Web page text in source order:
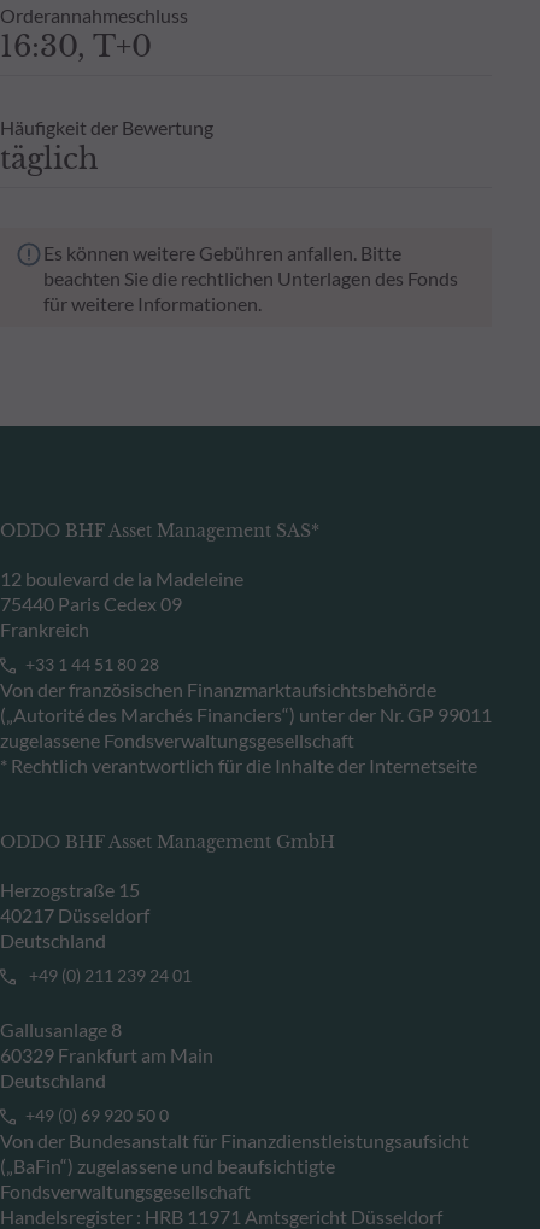
Orderannahmeschluss
16:30, T+0
Häufigkeit der Bewertung
täglich
Es können weitere Gebühren anfallen. Bitte
beachten Sie die rechtlichen Unterlagen des Fonds
für weitere Informationen.
ODDO BHF Asset Management SAS*
12 boulevard de la Madeleine
75440 Paris Cedex 09
Frankreich
+33 1 44 51 80 28
Von der französischen Finanzmarktaufsichtsbehörde
(„Autorité des Marchés Financiers“) unter der Nr. GP 99011
zugelassene Fondsverwaltungsgesellschaft
* Rechtlich verantwortlich für die Inhalte der Internetseite
ODDO BHF Asset Management GmbH
Herzogstraße 15
40217 Düsseldorf
Deutschland
+49 (0) 211 239 24 01
Gallusanlage 8
60329 Frankfurt am Main
Deutschland
+49 (0) 69 920 50 0
Von der Bundesanstalt für Finanzdienstleistungsaufsicht
(„BaFin“) zugelassene und beaufsichtigte
Fondsverwaltungsgesellschaft
Handelsregister : HRB 11971 Amtsgericht Düsseldorf